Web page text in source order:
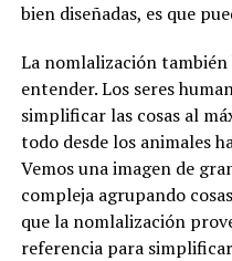
bien diseñadas, es que
La nomlalización también
entender. Los seres
simplificar las cosas al
todo desde los animales
Vemos una imagen de
compleja agrupando
que la nomlalización
referencia para